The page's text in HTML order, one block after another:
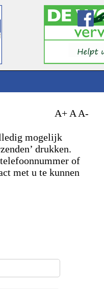
A+ A A-
mogelijk
drukken.
of
met u te kunnen